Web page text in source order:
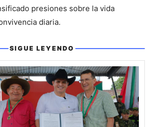
presiones sobre la vida
diaria.
SIGUE LEYENDO